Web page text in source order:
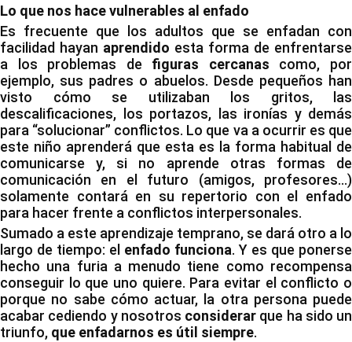
Lo que nos hace vulnerables al enfado
Es frecuente que los adultos que se enfadan con
facilidad hayan aprendido esta forma de enfrentarse
a los problemas de figuras cercanas como, por
ejemplo, sus padres o abuelos. Desde pequeños han
visto cómo se utilizaban los gritos, las
descalificaciones, los portazos, las ironías y demás
para “solucionar” conflictos. Lo que va a ocurrir es que
este niño aprenderá que esta es la forma habitual de
comunicarse y, si no aprende otras formas de
comunicación en el futuro (amigos, profesores…)
solamente contará en su repertorio con el enfado
para hacer frente a conflictos interpersonales.
Sumado a este aprendizaje temprano, se dará otro a lo
largo de tiempo: el enfado funciona. Y es que ponerse
hecho una furia a menudo tiene como recompensa
conseguir lo que uno quiere. Para evitar el conflicto o
porque no sabe cómo actuar, la otra persona puede
acabar cediendo y nosotros considerar que ha sido un
triunfo, que enfadarnos es útil siempre.